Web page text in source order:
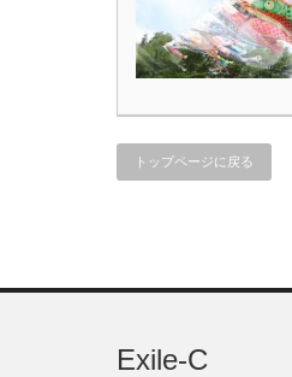
トップページに戻る
Exile-C